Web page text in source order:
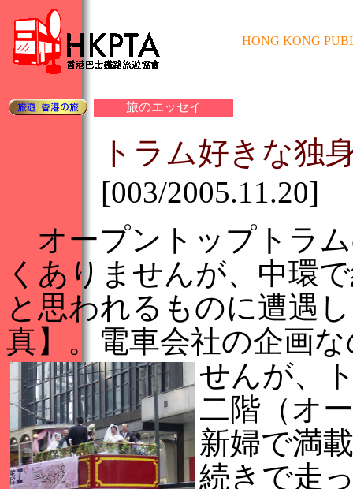
HONG KONG
旅のエッセイ
トラム好きな独
[003/2005.11.20]
オープントップトラ
くありませんが、中環
と思われるものに遭遇
真】。電車会社の企画
せんが、
二階（オ
新婦で満
続きで走